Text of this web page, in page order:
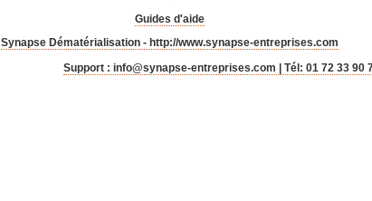
Guides d'aide
Synapse Dématérialisation - http://www.synapse-entreprises.com
Support : info@synapse-entreprises.com | Tél: 01 72 33 90